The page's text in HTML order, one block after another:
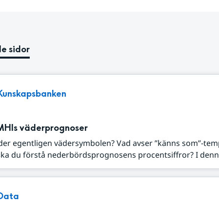
sidor
väderprognoser
egentligen vädersymbolen? Vad avser ”känns som”-
du förstå nederbördsprognosens procentsiffror? I